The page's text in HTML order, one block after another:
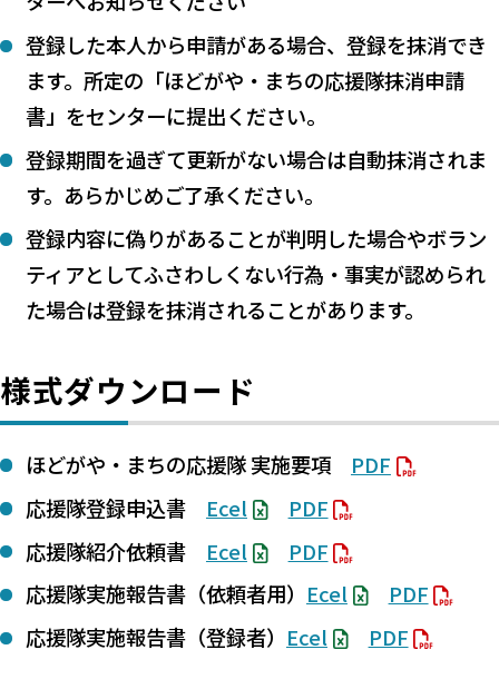
登録した本人から申請がある場合、登録を抹消でき
ます。所定の「ほどがや・まちの応援隊抹消申請
書」をセンターに提出ください。
登録期間を過ぎて更新がない場合は自動抹消されま
す。あらかじめご了承ください。
登録内容に偽りがあることが判明した場合やボラン
ティアとしてふさわしくない行為・事実が認められ
た場合は登録を抹消されることがあります。
様式ダウンロード
ほどがや・まちの応援隊 実施要項 PDF
応援隊登録申込書 Ecel
PDF
応援隊紹介依頼書 Ecel
PDF
応援隊実施報告書（依頼者用） Ecel
PDF
応援隊実施報告書（登録者） Ecel PDF